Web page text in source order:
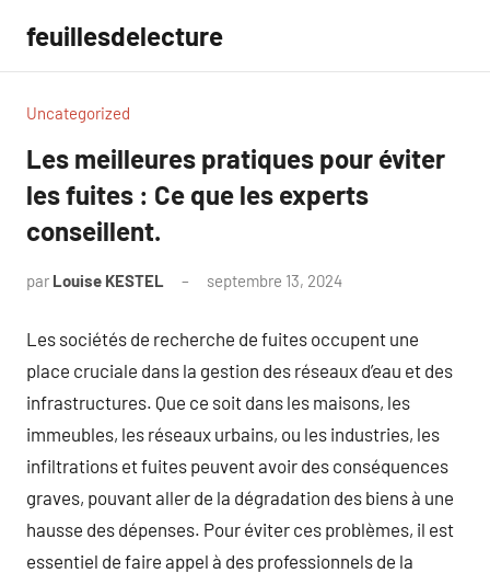
contenu
feuillesdelecture
Uncategorized
Les meilleures pratiques pour éviter
les fuites : Ce que les experts
conseillent.
par Louise KESTEL septembre 13, 2024
Les sociétés de recherche de fuites occupent une
place cruciale dans la gestion des réseaux d’eau et des
infrastructures. Que ce soit dans les maisons, les
immeubles, les réseaux urbains, ou les industries, les
infiltrations et fuites peuvent avoir des conséquences
graves, pouvant aller de la dégradation des biens à une
hausse des dépenses. Pour éviter ces problèmes, il est
essentiel de faire appel à des professionnels de la